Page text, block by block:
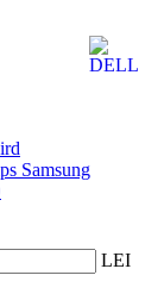
Samsung
LEI